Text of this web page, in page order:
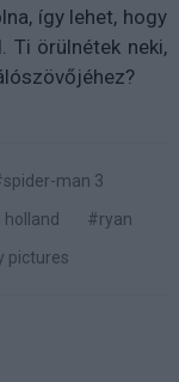
így lehet, hogy
Ti örülnétek neki,
man 3
#ryan
pictures